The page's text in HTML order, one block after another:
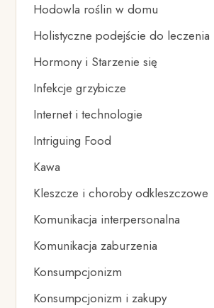
Hodowla roślin w domu
Holistyczne podejście do leczenia
Hormony i Starzenie się
Infekcje grzybicze
Internet i technologie
Intriguing Food
Kawa
Kleszcze i choroby odkleszczowe
Komunikacja interpersonalna
Komunikacja zaburzenia
Konsumpcjonizm
Konsumpcjonizm i zakupy